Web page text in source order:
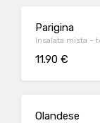
Parigina
Insalata mista -
11.90 €
Olandese